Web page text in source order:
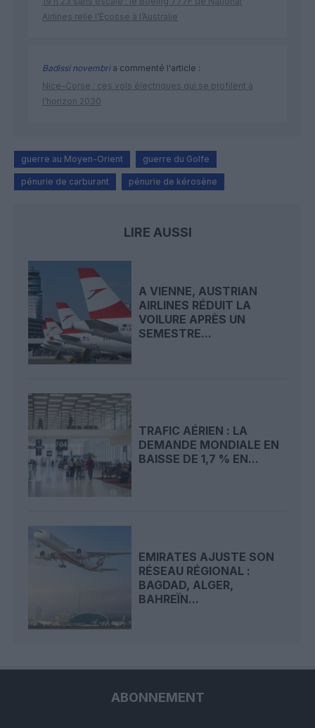
Airlines relie l’Écosse à l’Australie
Badissi novembria commenté l'article :
Nice–Corse : ces vols électriques qui se profilent à
l’horizon 2030
guerre au Moyen-Orient guerre du Golfe
pénurie de carburant pénurie de kérosène
LIRE AUSSI
A VIENNE, AUSTRIAN
AIRLINES RÉDUIT LA
VOILURE APRÈS UN
SEMESTRE...
TRAFIC AÉRIEN : LA
DEMANDE MONDIALE EN
BAISSE DE 1,7 % EN...
EMIRATES AJUSTE SON
RÉSEAU RÉGIONAL :
BAGDAD, ALGER,
BAHREÏN...
ABONNEMENT